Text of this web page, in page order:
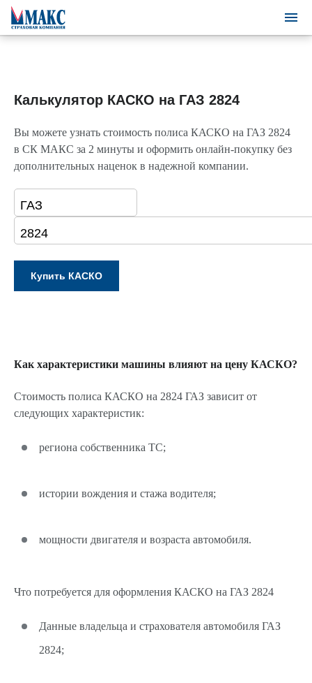
Калькулятор КАСКО на ГАЗ 2824
Вы можете узнать стоимость полиса КАСКО на ГАЗ 2824
в СК МАКС за 2 минуты и оформить онлайн-покупку без
дополнительных наценок в надежной компании.
Как характеристики машины влияют на цену КАСКО?
Стоимость полиса КАСКО на 2824 ГАЗ зависит от
следующих характеристик:
региона собственника ТС;
истории вождения и стажа водителя;
мощности двигателя и возраста автомобиля.
Что потребуется для оформления КАСКО на ГАЗ 2824
Данные владельца и страхователя автомобиля ГАЗ
2824;